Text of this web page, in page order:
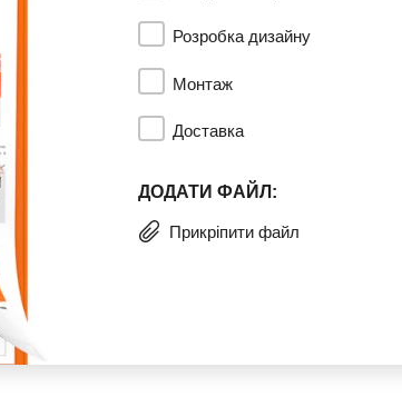
Розробка дизайну
Монтаж
Доставка
ДОДАТИ ФАЙЛ:
Прикріпити файл